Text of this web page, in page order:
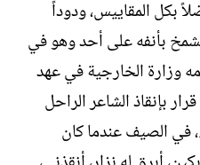
بكل المقاييس، ودوداً
بأنفه على أحد وهو في
وزارة الخارجية في عهد
بإنقاذ الشاعر الراحل
في الصيف عندما كان